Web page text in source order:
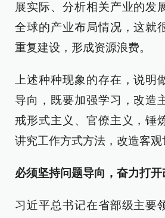
展实际、分析相关产业的发
全球的产业布局情况，这就
重复建设，形成资源浪费。
上述种种现象的存在，说明
导向，既要加强学习，改造
戒形式主义、官僚主义，锤
讲究工作方式方法，改造客观
必须坚持问题导向，奋力打
习近平总书记在省部级主要